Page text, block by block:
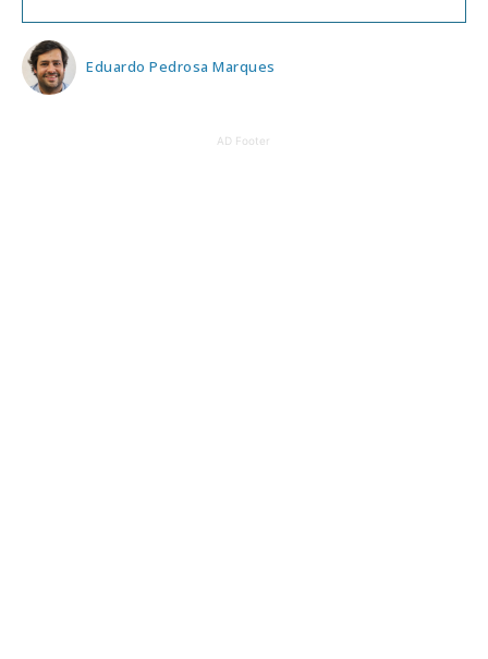
Eduardo Pedrosa Marques
AD Footer